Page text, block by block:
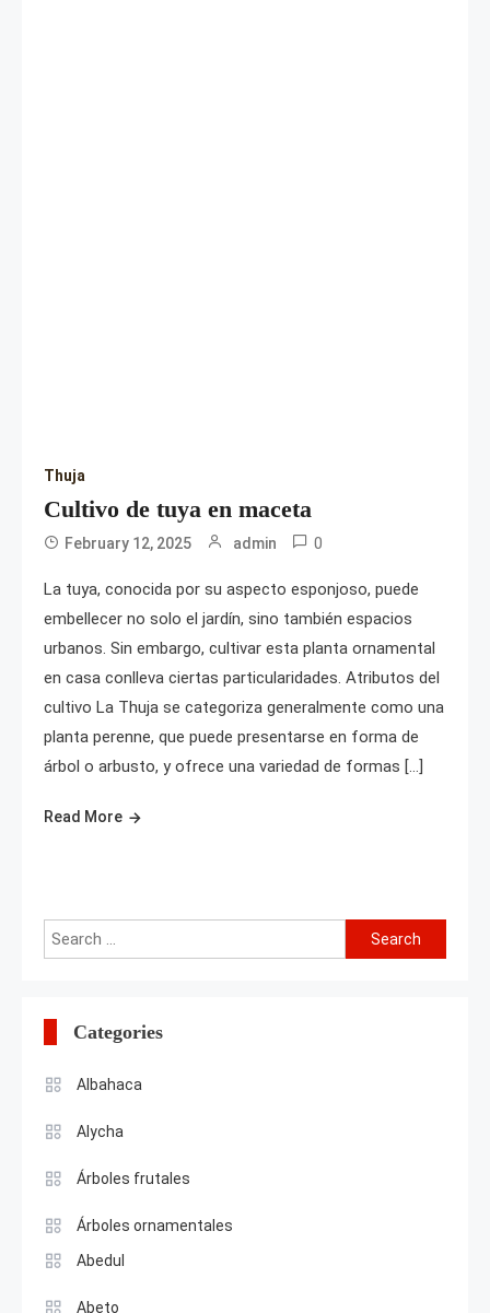
Thuja
Cultivo de tuya en maceta
February 12, 2025 admin 0
La tuya, conocida por su aspecto esponjoso, puede
embellecer no solo el jardín, sino también espacios
urbanos. Sin embargo, cultivar esta planta ornamental
en casa conlleva ciertas particularidades. Atributos del
cultivo La Thuja se categoriza generalmente como una
planta perenne, que puede presentarse en forma de
árbol o arbusto, y ofrece una variedad de formas […]
Read More
Search
for:
Categories
Albahaca
Alycha
Árboles frutales
Árboles ornamentales
Abedul
Abeto